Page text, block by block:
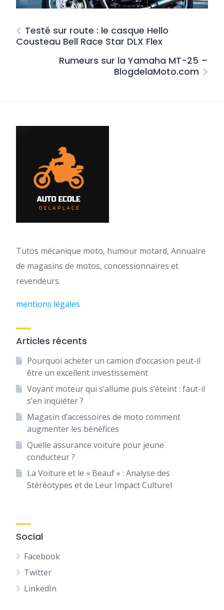
Testé sur route : le casque Hello
Cousteau Bell Race Star DLX Flex
Rumeurs sur la Yamaha MT-25 –
BlogdelaMoto.com
Tutos mécanique moto, humour motard, Annuaire
de magasins de motos, concessionnaires et
revendeurs.
mentions légales
Articles récents
Pourquoi acheter un camion d’occasion peut-il
être un excellent investissement
Voyant moteur qui s’allume puis s’éteint : faut-il
s’en inquiéter ?
Magasin d’accessoires de moto comment
augmenter les bénéfices
Quelle assurance voiture pour jeune
conducteur ?
La Voiture et le « Beauf » : Analyse des
Stéréotypes et de Leur Impact Culturel
Social
Facebook
Twitter
LinkedIn